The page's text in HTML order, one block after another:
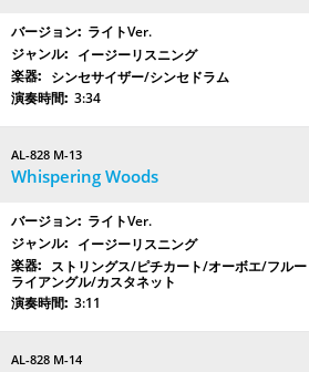
ライトVer.
イージーリスニング
シンセサイザー/シンセドラム
3:34
AL-828 M-13
Whispering Woods
ライトVer.
イージーリスニング
ストリングス/ピチカート/オーボエ/フル
ライアングル/カスタネット
3:11
AL-828 M-14